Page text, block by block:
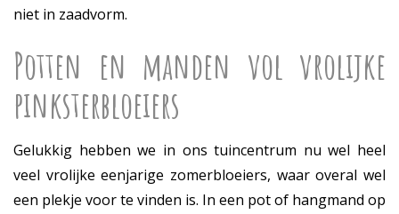
niet in zaadvorm.
Potten en manden vol vrolijke
pinksterbloeiers
Gelukkig hebben we in ons tuincentrum nu wel heel
veel vrolijke eenjarige zomerbloeiers, waar overal wel
een plekje voor te vinden is. In een pot of hangmand op